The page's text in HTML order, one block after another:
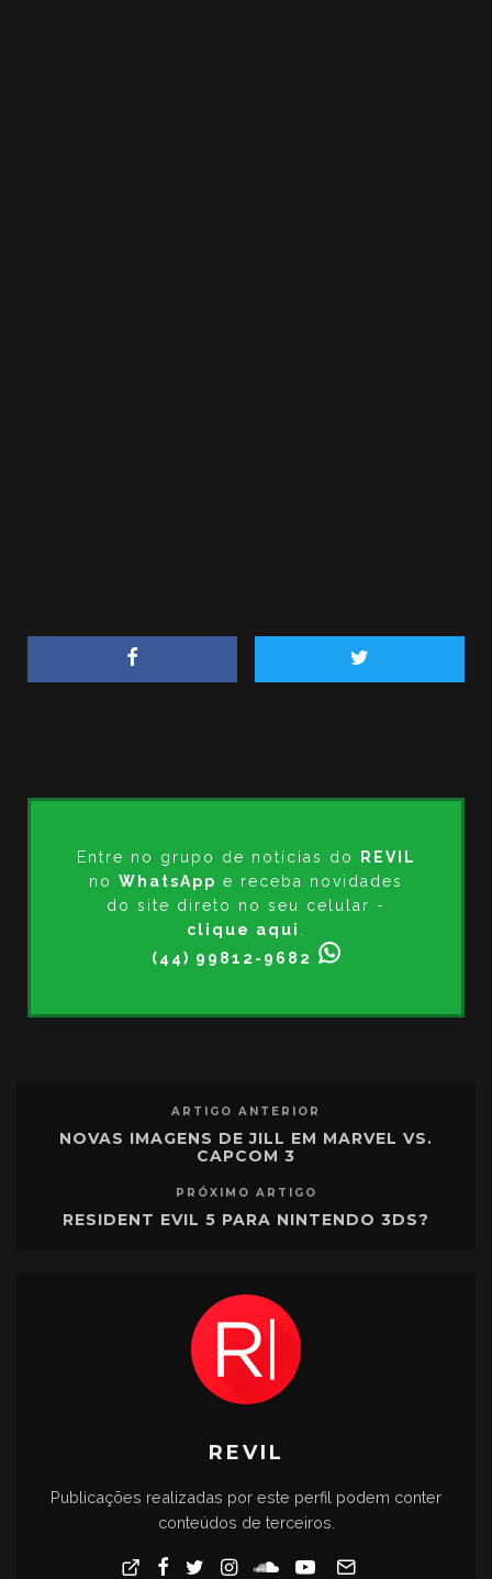
Entre no grupo de notícias do
REVIL
no WhatsApp e receba novidades
do site direto no seu celular -
clique aqui
(44) 99812-9682
ARTIGO ANTERIOR
NOVAS IMAGENS DE JILL EM MARVEL VS.
CAPCOM 3
PRÓXIMO ARTIGO
RESIDENT EVIL 5 PARA NINTENDO 3DS?
REVIL
Publicações realizadas por este perfil podem conter
conteúdos de terceiros.